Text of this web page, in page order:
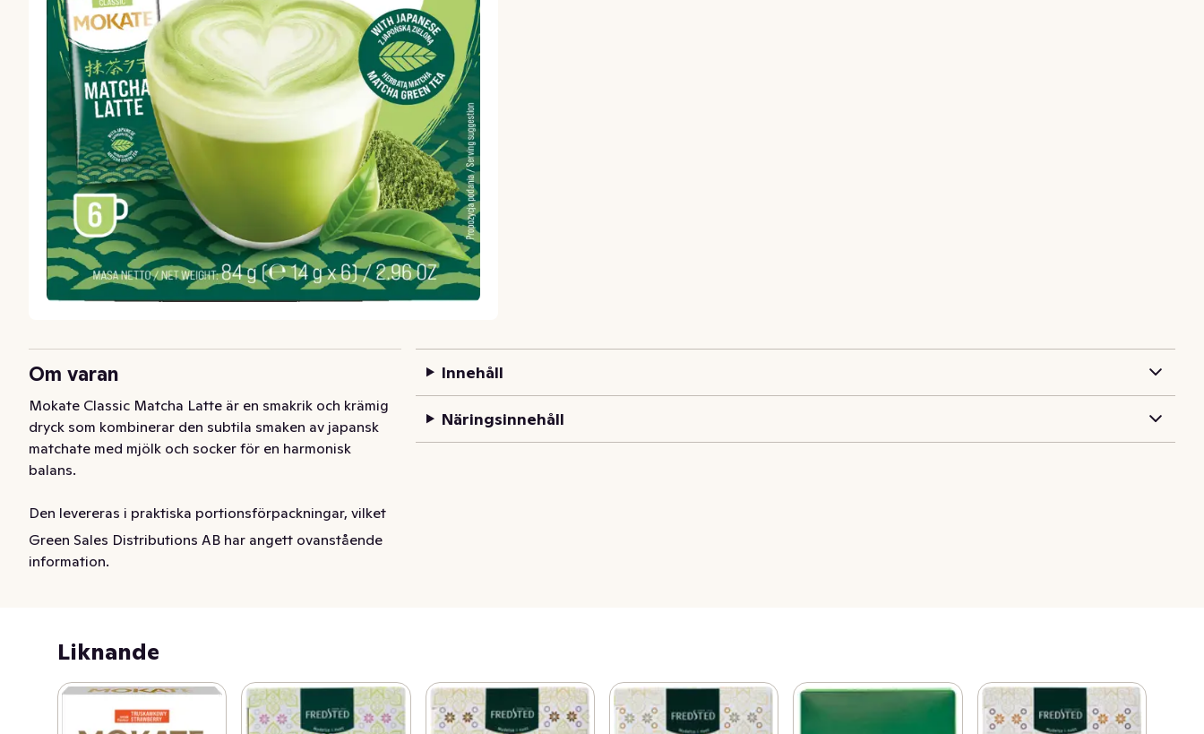
Om varan
Mokate Classic Matcha Latte är en smakrik och krämig
dryck som kombinerar den subtila smaken av japansk
matchate med mjölk och socker för en harmonisk
balans.
Den levereras i praktiska portionsförpackningar, vilket
gör den enkel att förbereda.
Green Sales Distributions AB har angett ovanstående
information.
Innehåll
Näringsinnehåll
Liknande